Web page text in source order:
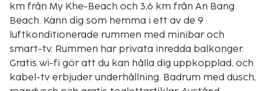
km från My Khe-Beach och 3,6 km från An Bang
Beach. Känn dig som hemma i ett av de 9
luftkonditionerade rummen med minibar och
smart-tv. Rummen har privata inredda balkonger.
Gratis wi-fi gör att du kan hålla dig uppkopplad, och
kabel-tv erbjuder underhållning. Badrum med dusch,